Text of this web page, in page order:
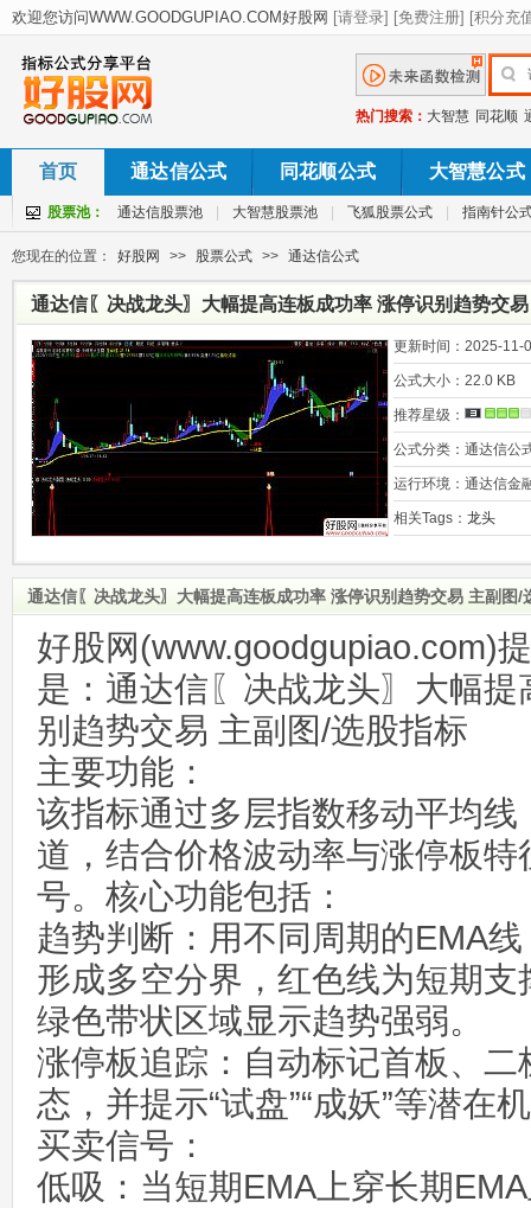
热门搜索： 大智慧 同花顺
首页 通达信公式 同花顺公式 大智慧公式
股票池： 通达信股票池 大智慧股票池 飞狐股票公式 指南针公
您现在的位置： 好股网 >> 股票公式 >> 通达信公式
通达信〖决战龙头〗大幅提高连板成功率 涨停识别趋势交
更新时间： 2025-11-
公式大小： 22.0 KB
推荐星级：
公式分类： 通达信公
运行环境： 通达信金
相关Tags： 龙头
通达信〖决战龙头〗大幅提高连板成功率 涨停识别趋势交易 主副图/
好股网(www.goodgupiao.com)
是：通达信〖决战龙头〗大幅
别趋势交易 主副图/选股指标
主要功能‌：
该指标通过多层指数移动平均
道，结合价格波动率与涨停板
号。核心功能包括：
趋势判断‌：用不同周期的EMA
形成多空分界，红色线为短期
绿色带状区域显示趋势强弱‌。
涨停板追踪‌：自动标记首板、
态，并提示“试盘”“成妖”等潜在
买卖信号‌：
低吸‌：当短期EMA上穿长期